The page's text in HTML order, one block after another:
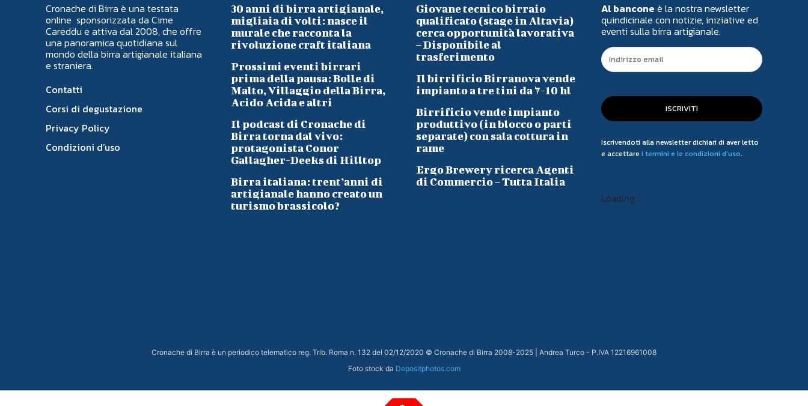
Cronache di Birra è una testata
online sponsorizzata da Cime
Careddu e attiva dal 2008, che offre
una panoramica quotidiana sul
mondo della birra artigianale italiana
e straniera.
Contatti
Corsi di degustazione
Privacy Policy
Condizioni d’uso
30 anni di birra artigianale,
migliaia di volti: nasce il
murale che racconta la
rivoluzione craft italiana
Prossimi eventi birrari
prima della pausa: Bolle di
Malto, Villaggio della Birra,
Acido Acida e altri
Il podcast di Cronache di
Birra torna dal vivo:
protagonista Conor
Gallagher-Deeks di Hilltop
Birra italiana: trent’anni di
artigianale hanno creato un
turismo brassicolo?
Giovane tecnico birraio
qualificato (stage in Altavia)
cerca opportunità lavorativa
– Disponibile al
trasferimento
Il birrificio Birranova vende
impianto a tre tini da 7-10 hl
Birrificio vende impianto
produttivo (in blocco o parti
separate) con sala cottura in
rame
Ergo Brewery ricerca Agenti
di Commercio – Tutta Italia
Al bancone è la nostra newsletter
quindicinale con notizie, iniziative ed
eventi sulla birra artigianale.
ISCRIVITI
Iscrivendoti alla newsletter dichiari di aver letto
e accettare i termini e le condizioni d'uso.
Loading...
Cronache di Birra è un periodico telematico reg. Trib. Roma n. 132 del 02/12/2020 © Cronache di Birra 2008-2025 | Andrea Turco - P.IVA 12216961008
Foto stock da Depositphotos.com